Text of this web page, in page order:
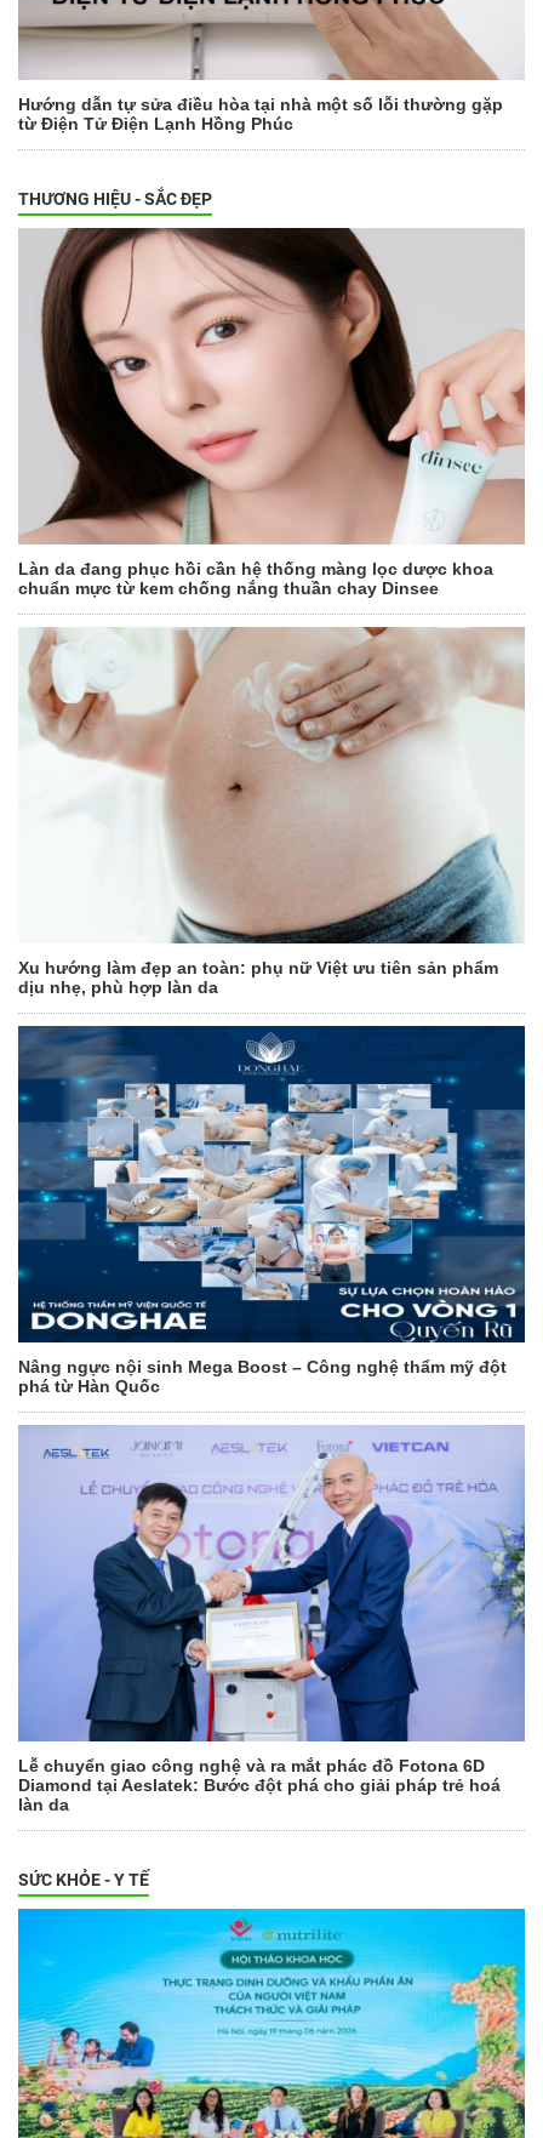
Hướng dẫn tự sửa điều hòa tại nhà một số lỗi thường gặp
từ Điện Tử Điện Lạnh Hồng Phúc
THƯƠNG HIỆU - SẮC ĐẸP
Làn da đang phục hồi cần hệ thống màng lọc dược khoa
chuẩn mực từ kem chống nắng thuần chay Dinsee
Xu hướng làm đẹp an toàn: phụ nữ Việt ưu tiên sản phẩm
dịu nhẹ, phù hợp làn da
Nâng ngực nội sinh Mega Boost – Công nghệ thẩm mỹ đột
phá từ Hàn Quốc
Lễ chuyển giao công nghệ và ra mắt phác đồ Fotona 6D
Diamond tại Aeslatek: Bước đột phá cho giải pháp trẻ hoá
làn da
SỨC KHỎE - Y TẾ